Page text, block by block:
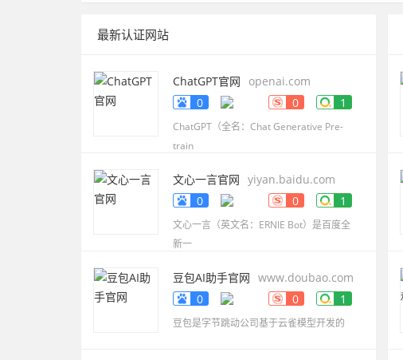
最新认证网站
ChatGPT官网
openai.com
0
0 1
ChatGPT（全名：Chat Generative Pre-
train
文心一言官网 yiyan.baidu.com
0
0 1
文心一言（英文名：ERNIE Bot）是百度全
新一
豆包AI助手官网 www.doubao.com
0
0 1
豆包是字节跳动公司基于云雀模型开发的